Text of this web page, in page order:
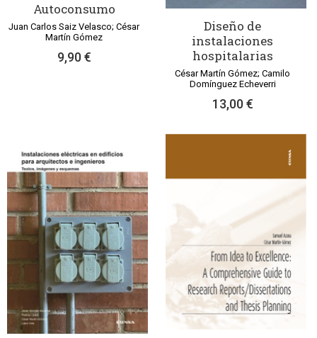
Autoconsumo
Juan Carlos Saiz Velasco; César
Martín Gómez
9,90 €
Diseño de
instalaciones
hospitalarias
César Martín Gómez; Camilo
Domínguez Echeverri
13,00 €